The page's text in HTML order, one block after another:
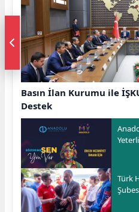
Basın İlan Kurumu ile
Destek
Türk